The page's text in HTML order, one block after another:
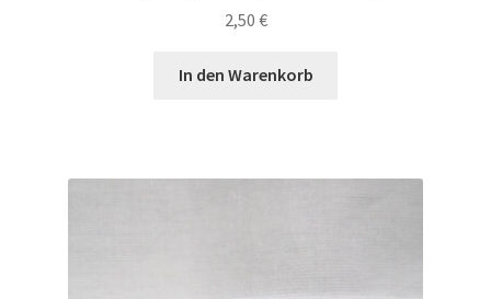
2,50 €
In den Warenkorb